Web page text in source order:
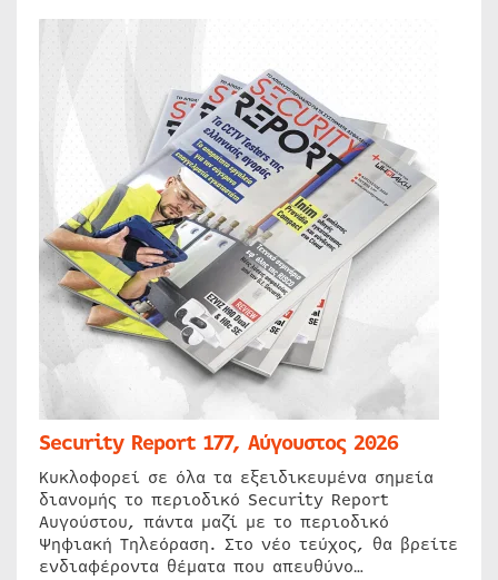
Security Report 177, Αύγουστος 2026
Κυκλοφορεί σε όλα τα εξειδικευμένα σημεία
διανομής το περιοδικό Security Report
Αυγούστου, πάντα μαζί με το περιοδικό
Ψηφιακή Τηλεόραση. Στο νέο τεύχος, θα βρείτε
ενδιαφέροντα θέματα που απευθύνο…